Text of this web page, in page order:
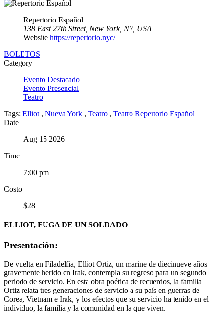
Repertorio Español
138 East 27th Street, New York, NY, USA
Website https://repertorio.nyc/
BOLETOS
Category
Evento Destacado
Evento Presencial
Teatro
Tags: Elliot , Nueva York , Teatro , Teatro Repertorio Español
Date
Aug 15 2026
Time
7:00 pm
Costo
$28
ELLIOT, FUGA DE UN SOLDADO
Presentación:
De vuelta en Filadelfia, Elliot Ortiz, un marine de diecinueve años
gravemente herido en Irak, contempla su regreso para un segundo
periodo de servicio. En esta obra poética de recuerdos, la familia
Ortiz relata tres generaciones de servicio a su país en guerras de
Corea, Vietnam e Irak, y los efectos que su servicio ha tenido en el
individuo, la familia y la comunidad en la que viven.